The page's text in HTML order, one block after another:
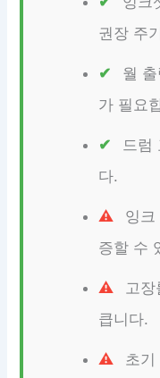
권장 주
월
가 필요
드럼
다.
잉크
증할 수
고
큽니다.
초